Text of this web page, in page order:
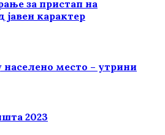
за пристап на
карактер
место – утрини
2023